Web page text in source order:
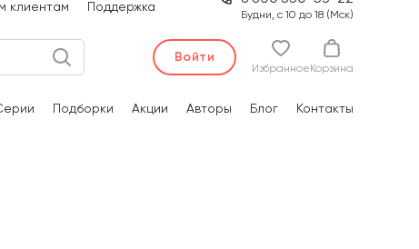
клиентам Поддержка
Будни, с 10 до 18 (Мск)
Войти
Избранное Корзина
Подборки Акции Авторы Блог Контакты